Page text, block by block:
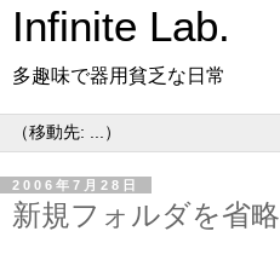
Infinite Lab.
多趣味で器用貧乏な日常
2006年7月28日
新規フォルダを省略